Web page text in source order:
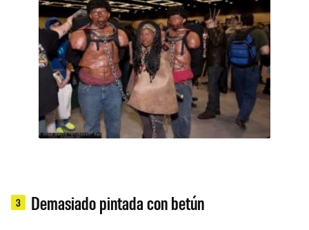
3 Demasiado pintada con betún